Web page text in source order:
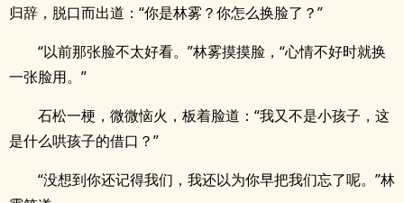
归辞，脱口而出道：“你是林雾？你怎么换脸了？”
“以前那张脸不太好看。”林雾摸摸脸，“心情不好时就换
一张脸用。”
石松一梗，微微恼火，板着脸道：“我又不是小孩子，这
是什么哄孩子的借口？”
“没想到你还记得我们，我还以为你早把我们忘了呢。”林